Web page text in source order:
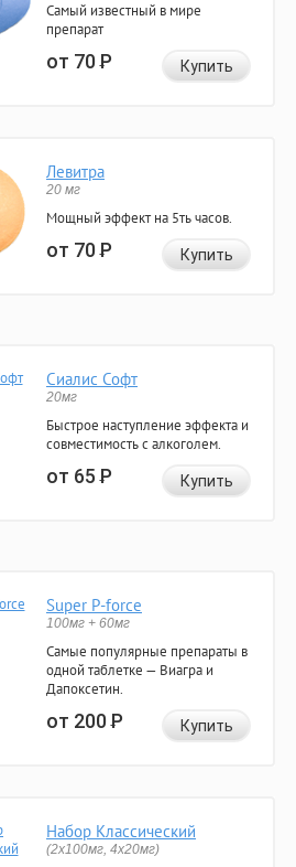
Самый известный в мире
препарат
от 70Р Купить
Левитра
20 мг
Мощный эффект на 5ть часов.
от 70Р Купить
Сиалис Софт
20мг
Быстрое наступление эффекта и
совместимость с алкоголем.
от 65Р Купить
Super P-force
100мг + 60мг
Самые популярные препараты в
одной таблетке — Виагра и
Дапоксетин.
от 200Р Купить
Набор Классический
(2x100мг, 4x20мг)